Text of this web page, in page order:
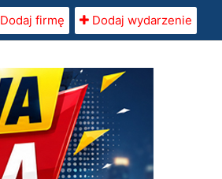
Dodaj firmę Dodaj wydarzenie